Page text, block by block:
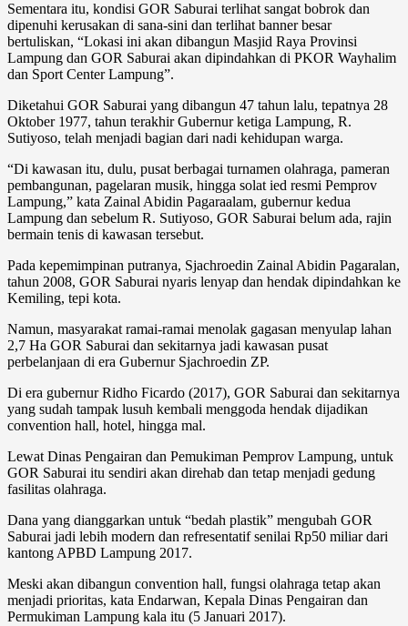
Sementara itu, kondisi GOR Saburai terlihat sangat bobrok dan
dipenuhi kerusakan di sana-sini dan terlihat banner besar
bertuliskan, “Lokasi ini akan dibangun Masjid Raya Provinsi
Lampung dan GOR Saburai akan dipindahkan di PKOR Wayhalim
dan Sport Center Lampung”.
Diketahui GOR Saburai yang dibangun 47 tahun lalu, tepatnya 28
Oktober 1977, tahun terakhir Gubernur ketiga Lampung, R.
Sutiyoso, telah menjadi bagian dari nadi kehidupan warga.
“Di kawasan itu, dulu, pusat berbagai turnamen olahraga, pameran
pembangunan, pagelaran musik, hingga solat ied resmi Pemprov
Lampung,” kata Zainal Abidin Pagaraalam, gubernur kedua
Lampung dan sebelum R. Sutiyoso, GOR Saburai belum ada, rajin
bermain tenis di kawasan tersebut.
Pada kepemimpinan putranya, Sjachroedin Zainal Abidin Pagaralan,
tahun 2008, GOR Saburai nyaris lenyap dan hendak dipindahkan ke
Kemiling, tepi kota.
Namun, masyarakat ramai-ramai menolak gagasan menyulap lahan
2,7 Ha GOR Saburai dan sekitarnya jadi kawasan pusat
perbelanjaan di era Gubernur Sjachroedin ZP.
Di era gubernur Ridho Ficardo (2017), GOR Saburai dan sekitarnya
yang sudah tampak lusuh kembali menggoda hendak dijadikan
convention hall, hotel, hingga mal.
Lewat Dinas Pengairan dan Pemukiman Pemprov Lampung, untuk
GOR Saburai itu sendiri akan direhab dan tetap menjadi gedung
fasilitas olahraga.
Dana yang dianggarkan untuk “bedah plastik” mengubah GOR
Saburai jadi lebih modern dan refresentatif senilai Rp50 miliar dari
kantong APBD Lampung 2017.
Meski akan dibangun convention hall, fungsi olahraga tetap akan
menjadi prioritas, kata Endarwan, Kepala Dinas Pengairan dan
Permukiman Lampung kala itu (5 Januari 2017).